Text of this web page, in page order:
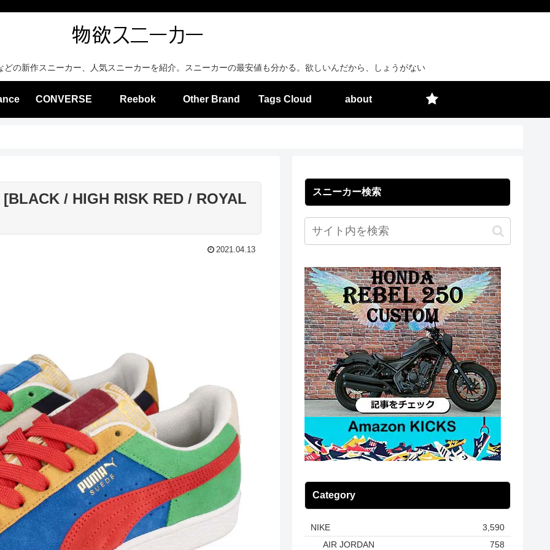
の新作スニーカー、人気スニーカーを紹介。スニーカーの最安値も分かる。欲しいんだから、しょうがない
CONVERSE Reebok Other Brand Tags Cloud about
/ HIGH RISK RED / ROYAL
2021.04.13
スニーカー検索
Category
NIKE
3,590
AIR JORDAN
758